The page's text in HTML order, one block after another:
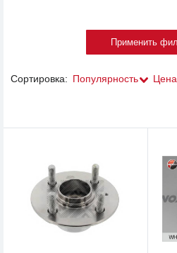
Сортировка: Популярность Цена